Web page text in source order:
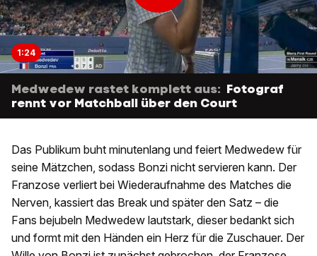
1:24
Medwedew rastet komplett aus: Fotograf
rennt vor Matchball über den Court
Das Publikum buht minutenlang und feiert Medwedew für
seine Mätzchen, sodass Bonzi nicht servieren kann. Der
Franzose verliert bei Wiederaufnahme des Matches die
Nerven, kassiert das Break und später den Satz – die
Fans bejubeln Medwedew lautstark, dieser bedankt sich
und formt mit den Händen ein Herz für die Zuschauer. Der